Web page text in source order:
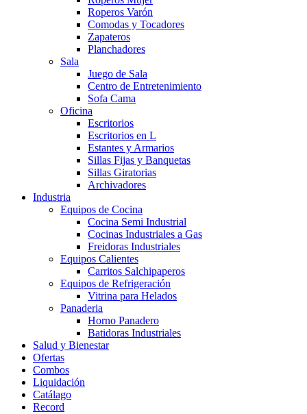
Roperos Varón
Comodas y Tocadores
Zapateros
Planchadores
Sala
Juego de Sala
Centro de Entretenimiento
Sofa Cama
Oficina
Escritorios
Escritorios en L
Estantes y Armarios
Sillas Fijas y Banquetas
Sillas Giratorias
Archivadores
Industria
Equipos de Cocina
Cocina Semi Industrial
Cocinas Industriales a Gas
Freidoras Industriales
Equipos Calientes
Carritos Salchipaperos
Equipos de Refrigeración
Vitrina para Helados
Panaderia
Horno Panadero
Batidoras Industriales
Salud y Bienestar
Ofertas
Combos
Liquidación
Catálago
Record